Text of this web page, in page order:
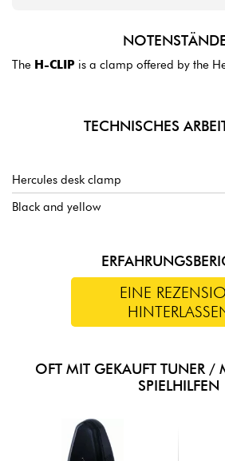
The H-CLIP is a clamp offered by the
TECHNISCHES
Hercules desk clamp
Black and yellow
EINE
OFT MIT GEKAUFT TUNER /
SPIELHILFEN